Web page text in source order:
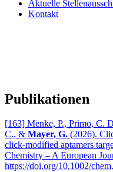
Aktuelle
Kontakt
Publikationen
[163] Menke, P., Primo, C.
C., & Mayer, G. (2026).
click‐modified aptamers
Chemistry – A European
https://doi.org/10.1002/